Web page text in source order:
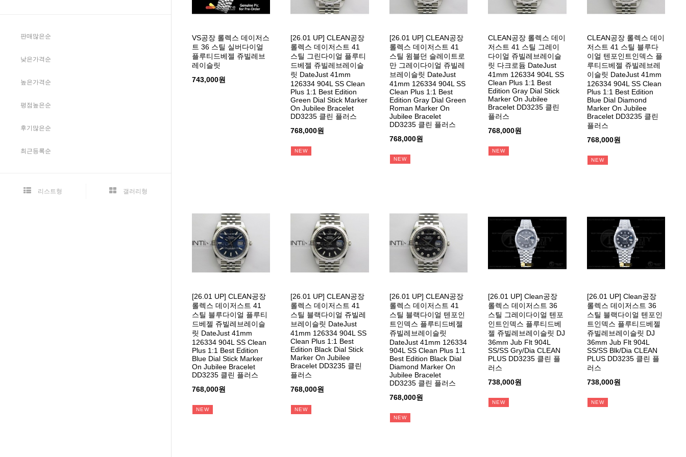
판매많은순
낮은가격순
높은가격순
평점높은순
후기많은순
최근등록순
리스트형 갤러리형
VS공장 롤렉스 데이저스
트 36 스틸 실버다이얼
플루티드베젤 쥬빌레브
레이슬릿
743,000원
[26.01 UP] CLEAN공장
롤렉스 데이저스트 41
스틸 그린다이얼 플루티
드베젤 쥬빌레브레이슬
릿 DateJust 41mm
126334 904L SS Clean
Plus 1:1 Best Edition
Green Dial Stick Marker
On Jubilee Bracelet
DD3235 클린 플러스
768,000원
NEW
[26.01 UP] CLEAN공장
롤렉스 데이저스트 41
스틸 윔블던 슬레이트로
만 그레이다이얼 쥬빌레
브레이슬릿 DateJust
41mm 126334 904L SS
Clean Plus 1:1 Best
Edition Gray Dial Green
Roman Marker On
Jubilee Bracelet
DD3235 클린 플러스
768,000원
NEW
CLEAN공장 롤렉스 데이
저스트 41 스틸 그레이
다이얼 쥬빌레브레이슬
릿 다크로듐 DateJust
41mm 126334 904L SS
Clean Plus 1:1 Best
Edition Gray Dial Stick
Marker On Jubilee
Bracelet DD3235 클린
플러스
768,000원
NEW
CLEAN공장 롤렉스 데이
저스트 41 스틸 블루다
이얼 텐포인트인덱스 플
루티드베젤 쥬빌레브레
이슬릿 DateJust 41mm
126334 904L SS Clean
Plus 1:1 Best Edition
Blue Dial Diamond
Marker On Jubilee
Bracelet DD3235 클린
플러스
768,000원
NEW
[26.01 UP] CLEAN공장
롤렉스 데이저스트 41
스틸 블루다이얼 플루티
드베젤 쥬빌레브레이슬
릿 DateJust 41mm
126334 904L SS Clean
Plus 1:1 Best Edition
Blue Dial Stick Marker
On Jubilee Bracelet
DD3235 클린 플러스
768,000원
NEW
[26.01 UP] CLEAN공장
롤렉스 데이저스트 41
스틸 블랙다이얼 쥬빌레
브레이슬릿 DateJust
41mm 126334 904L SS
Clean Plus 1:1 Best
Edition Black Dial Stick
Marker On Jubilee
Bracelet DD3235 클린
플러스
768,000원
NEW
[26.01 UP] CLEAN공장
롤렉스 데이저스트 41
스틸 블랙다이얼 텐포인
트인덱스 플루티드베젤
쥬빌레브레이슬릿
DateJust 41mm 126334
904L SS Clean Plus 1:1
Best Edition Black Dial
Diamond Marker On
Jubilee Bracelet
DD3235 클린 플러스
768,000원
NEW
[26.01 UP] Clean공장
롤렉스 데이저스트 36
스틸 그레이다이얼 텐포
인트인덱스 플루티드베
젤 쥬빌레브레이슬릿 DJ
36mm Jub Flt 904L
SS/SS Gry/Dia CLEAN
PLUS DD3235 클린 플
러스
738,000원
NEW
[26.01 UP] Clean공장
롤렉스 데이저스트 36
스틸 블랙다이얼 텐포인
트인덱스 플루티드베젤
쥬빌레브레이슬릿 DJ
36mm Jub Flt 904L
SS/SS Blk/Dia CLEAN
PLUS DD3235 클린 플
러스
738,000원
NEW